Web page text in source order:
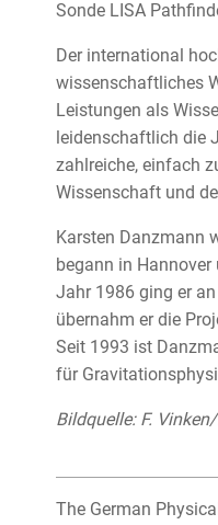
Sonde LISA
Der international
wissenschaftliches
Leistungen als
leidenschaftlich die
zahlreiche, einfach
Wissenschaft und
Karsten Danzmann
begann in
Jahr 1986 ging er
übernahm er die
Seit 1993 ist
für
Bildquelle: F.
The German